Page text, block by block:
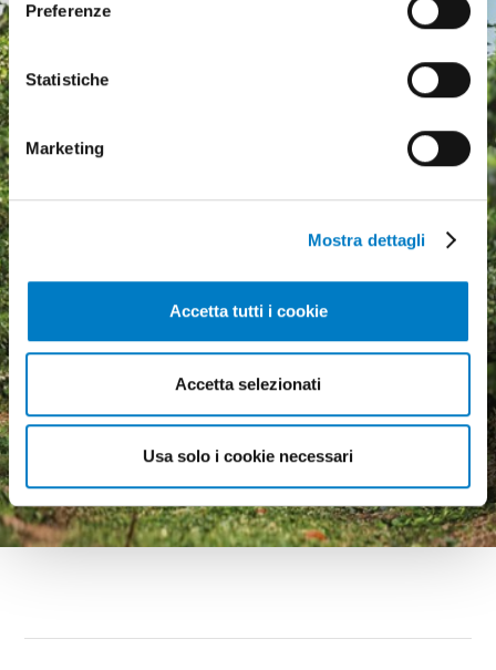
Preferenze
Statistiche
Marketing
Mostra dettagli
Accetta tutti i cookie
Accetta selezionati
Usa solo i cookie necessari
Agricultural machinery, a
growing market but
economic uncertainty
weighs heavily